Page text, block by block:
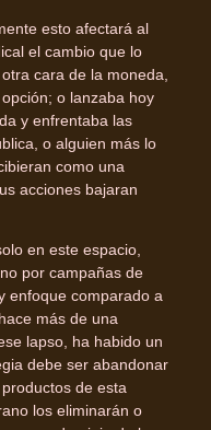
esto afectará al
el cambio que lo
cara de la moneda,
o lanzaba hoy
y enfrentaba las
o alguien más lo
como una
acciones bajaran
en este espacio,
por campañas de
enfoque comparado a
más de una
lapso, ha habido un
debe ser abandonar
de esta
los eliminarán o